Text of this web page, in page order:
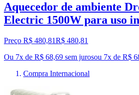
Aquecedor de ambiente
Electric 1500W para uso
Preço R$ 480,81R$ 480,81
Ou 7x de R$ 68,69 sem jurosou 7x de R$
Compra Internacional